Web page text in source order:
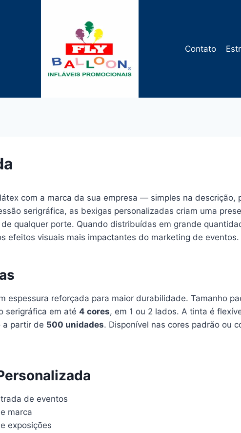
Contato
com a marca da sua empresa — simples na descrição,
serigráfica, as bexigas personalizadas criam uma
qualquer porte. Quando distribuídas em grande
efeitos visuais mais impactantes do marketing de eventos.
espessura reforçada para maior durabilidade. Tamanho
serigráfica em até 4 cores, em 1 ou 2 lados. A tinta é
a partir de 500 unidades. Disponível nas cores padrão ou
de eventos
marca
exposições